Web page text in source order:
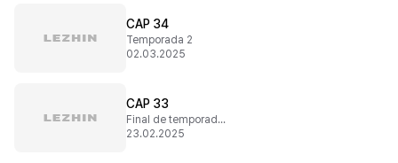
CAP 34
Temporada 2
02.03.2025
CAP 33
Final de temporada 1
23.02.2025